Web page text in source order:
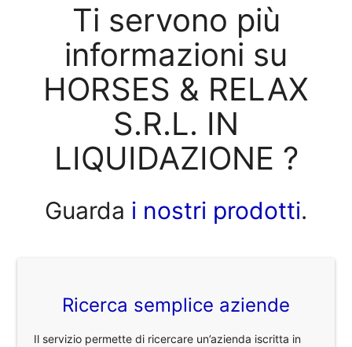
Ti servono più
informazioni su
HORSES & RELAX
S.R.L. IN
LIQUIDAZIONE ?
Guarda i nostri prodotti.
Ricerca semplice aziende
Il servizio permette di ricercare un’azienda iscritta in